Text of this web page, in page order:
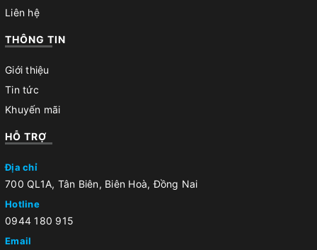
Liên hệ
THÔNG TIN
Giới thiệu
Tin tức
Khuyến mãi
HỖ TRỢ
Địa chỉ
700 QL1A, Tân Biên, Biên Hoà, Đồng Nai
Hotline
0944 180 915
Email